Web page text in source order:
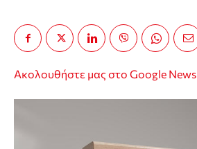
Ακολουθήστε μας στο Google News